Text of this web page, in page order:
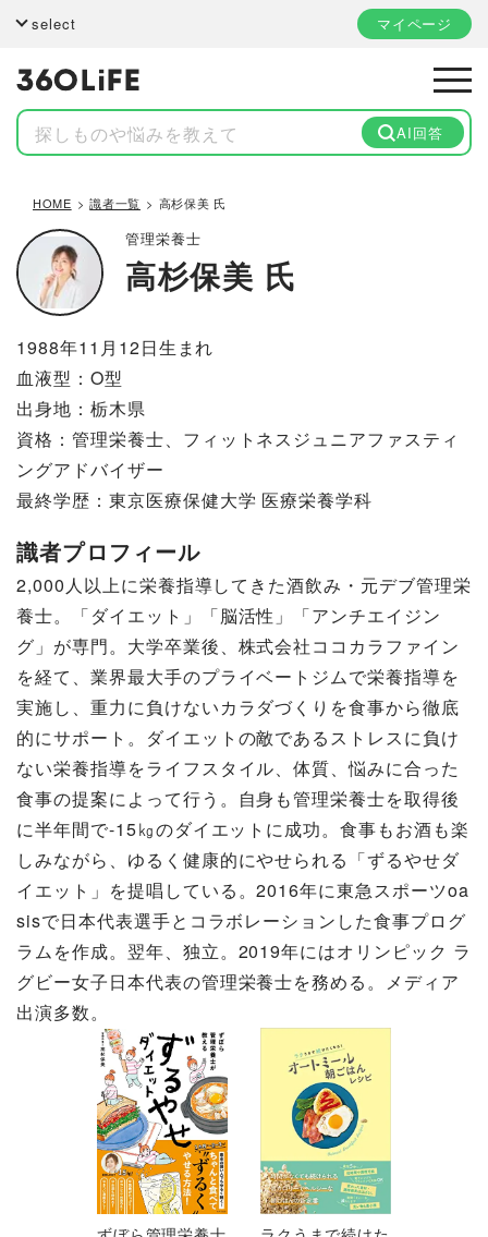
select マイページ
AI回答
HOME 識者一覧 高杉保美 氏
管理栄養士
高杉保美 氏
1988年11月12日生まれ
血液型：O型
出身地：栃木県
資格：管理栄養士、フィットネスジュニアファスティ
ングアドバイザー
最終学歴：東京医療保健大学 医療栄養学科
識者プロフィール
2,000人以上に栄養指導してきた酒飲み・元デブ管理栄
養士。「ダイエット」「脳活性」「アンチエイジン
グ」が専門。大学卒業後、株式会社ココカラファイン
を経て、業界最大手のプライベートジムで栄養指導を
実施し、重力に負けないカラダづくりを食事から徹底
的にサポート。ダイエットの敵であるストレスに負け
ない栄養指導をライフスタイル、体質、悩みに合った
食事の提案によって行う。自身も管理栄養士を取得後
に半年間で-15㎏のダイエットに成功。食事もお酒も楽
しみながら、ゆるく健康的にやせられる「ずるやせダ
イエット」を提唱している。2016年に東急スポーツoa
sisで日本代表選手とコラボレーションした食事プログ
ラムを作成。翌年、独立。2019年にはオリンピック ラ
グビー女子日本代表の管理栄養士を務める。メディア
出演多数。